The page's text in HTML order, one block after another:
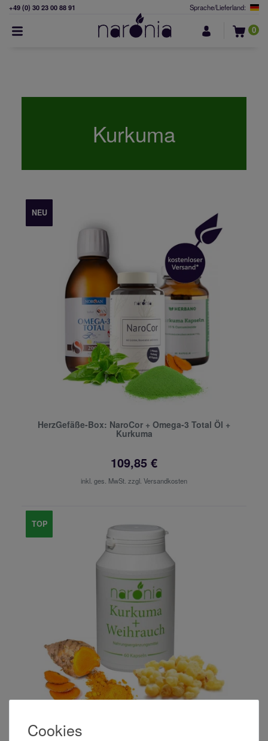
+49 (0) 30 23 00 88 91 Sprache/Lieferland:
0
Kurkuma
NEU
HerzGefäße-Box: NaroCor + Omega-3 Total Öl +
Kurkuma
109,85 €
inkl. ges. MwSt. zzgl. Versandkosten
TOP
Cookies